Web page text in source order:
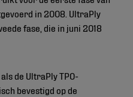
in 2008. UltraPly
fase, die in juni 2018
de UltraPly TPO-
bevestigd op de